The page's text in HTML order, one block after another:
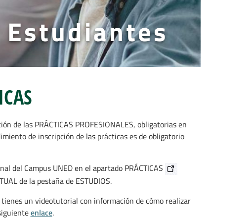
Estudiantes
de las PRÁCTICAS PROFESIONALES, obligatorias en
de inscripción de las prácticas es de obligatorio
del Campus UNED en el apartado PRÁCTICAS
de la pestaña de ESTUDIOS.
un videotutorial con información de cómo realizar
enlace.